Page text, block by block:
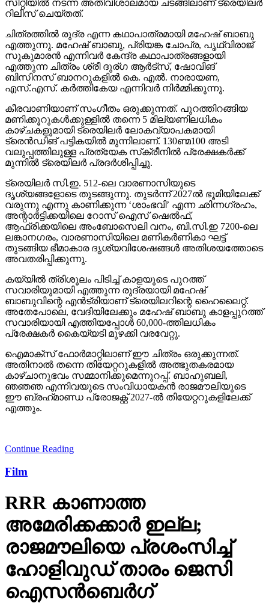
സിറ്റിയില്‍ നടന്ന അതിവിശാലമായ ചടങ്ങിലാണ് ട്രെയിലര്‍
റിലീസ് ചെയ്തത്.
ചിത്രത്തില്‍ രുദ്ര എന്ന കഥാപാത്രമായി മഹേഷ് ബാബു
എത്തുന്നു. മഹേഷ് ബാബു, പ്രിയങ്ക ചോപ്ര, പൃഥ്വിരാജ്
സുകുമാരന്‍ എന്നിവര്‍ കേന്ദ്ര കഥാപാത്രങ്ങളായി
എത്തുന്ന ചിത്രം ശ്രീ ദുര്ഗ ആര്‍ട്‌സ്, ഷോവിങ്
ബിസിനസ് ബാനറുകളില്‍ കെ. എല്‍. നാരായണ,
എസ്.എസ്. കര്‍ത്തികേയ എന്നിവര്‍ നിര്‍മ്മിക്കുന്നു.
കീരവാണിയാണ് സംഗീതം ഒരുക്കുന്നത്. പുറത്തിറങ്ങിയ
മണിക്കൂറുകള്‍ക്കുള്ളില്‍ തന്നെ 5 മില്യണിലധികം
കാഴ്ചകളുമായി ട്രെയിലര്‍ ലോകവ്യാപകമായി
ട്രെന്‍ഡിങ് പട്ടികയില്‍ മുന്നിലാണ്. 130ണ്മ100 അടി
വലുപ്പത്തിലുള്ള പ്രത്യേക സ്‌ക്രീനില്‍ പ്രേക്ഷകര്‍ക്ക്
മുന്നില്‍ ട്രെയിലര്‍ പ്രദര്‍ശിപ്പിച്ചു.
ട്രെയിലര്‍ സി.ഇ. 512-ലെ വാരണാസിയുടെ
ദൃശ്യങ്ങളോടെ തുടങ്ങുന്നു. തുടര്‍ന്ന് 2027ല്‍ ഭൂമിയിലേക്ക്
വരുന്നു എന്നു കാണിക്കുന്ന ‘ശാംഭവി’ എന്ന ഛിന്നഗ്രഹം,
അന്റാര്‍ട്ടിക്കയിലെ റോസ് ഐസ് ഷെല്‍ഫ്,
ആഫ്രിക്കയിലെ അംബോസെലി വനം, ബി.സി.ഇ 7200-ലെ
ലങ്കാനഗരം, വാരണാസിയിലെ മണികര്‍ണികാ ഘട്ട്
തുടങ്ങിയ ഭീമാകാര ദൃശ്യവിശേഷങ്ങള്‍ അതിശയത്തോടെ
അവതരിപ്പിക്കുന്നു.
കയ്യില്‍ ത്രിശൂലം പിടിച്ച് കാളയുടെ പുറത്ത്
സവാരിയുമായി എത്തുന്ന രുദ്രയായി മഹേഷ്
ബാബുവിന്റെ എന്‍ട്രിയാണ് ട്രെയിലറിന്റെ ഹൈലൈറ്റ്.
അതേപോലെ, വേദിയിലേക്കും മഹേഷ് ബാബു കാളപ്പുറത്ത്
സവാരിയായി എത്തിയപ്പോള്‍ 60,000-ത്തിലധികം
പ്രേക്ഷകര്‍ കൈയ്യടി മുഴക്കി വരവേറ്റു.
ഐമാക്‌സ് ഫോര്‍മാറ്റിലാണ് ഈ ചിത്രം ഒരുക്കുന്നത്.
അതിനാല്‍ തന്നെ തിയേറ്ററുകളില്‍ അത്ഭുതകരമായ
കാഴ്ചാനുഭവം സമ്മാനിക്കുമെന്നുറപ്പ്. ബാഹുബലി,
ഞഞഞ എന്നിവയുടെ സംവിധായകന്‍ രാജമൗലിയുടെ
ഈ ബ്രഹ്‌മാണ്ഡ പ്രോജക്റ്റ് 2027-ല്‍ തിയേറ്ററുകളിലേക്ക്
എത്തും.
Continue Reading
Film
RRR കാണാത്ത
അമേരിക്കക്കാര്‍ ഇല്ല;
രാജമൗലിയെ പ്രശംസിച്ച്
ഹോളിവുഡ് താരം ജെസി
ഐസന്‍ബെര്‍ഗ്